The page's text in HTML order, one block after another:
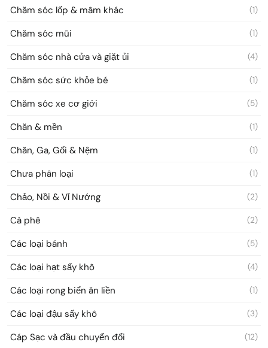
Chăm sóc lốp & mâm khác (1)
Chăm sóc mũi (1)
Chăm sóc nhà cửa và giặt ủi (4)
Chăm sóc sức khỏe bé (1)
Chăm sóc xe cơ giới (5)
Chăn & mền (1)
Chăn, Ga, Gối & Nệm (1)
Chưa phân loại (1)
Chảo, Nồi & Vỉ Nướng (2)
Cà phê (2)
Các loại bánh (5)
Các loại hạt sấy khô (4)
Các loại rong biển ăn liền (1)
Các loại đậu sấy khô (3)
Cáp Sạc và đầu chuyển đổi (12)